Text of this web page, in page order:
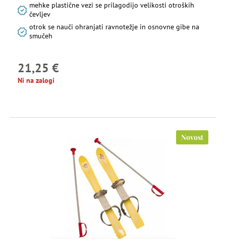
mehke plastične vezi se prilagodijo velikosti otroških
čevljev
otrok se nauči ohranjati ravnotežje in osnovne gibe na
smučeh
21,25 €
Ni na zalogi
Novost